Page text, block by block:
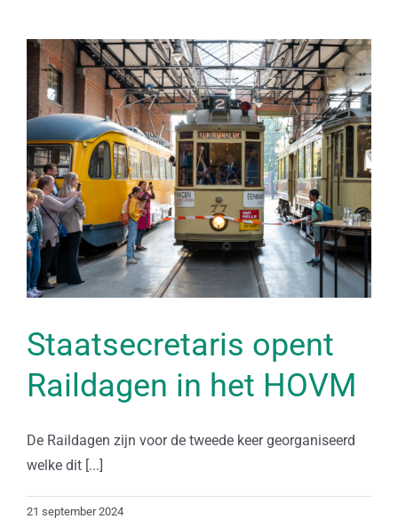
Staatsecretaris opent
Raildagen in het HOVM
De Raildagen zijn voor de tweede keer georganiseerd
welke dit [...]
21 september 2024